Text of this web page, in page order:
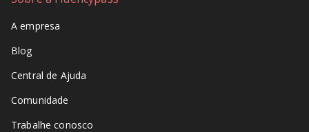
A empresa
Blog
Central de Ajuda
Comunidade
Trabalhe conosco